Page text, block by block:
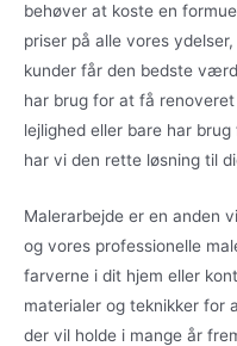
behøver at koste en
priser på alle vores
kunder får den bedste
har brug for at få
lejlighed eller bare har
har vi den rette løsning til
Malerarbejde er en anden
og vores professionelle
farverne i dit hjem eller
materialer og teknikker for
der vil holde i mange år